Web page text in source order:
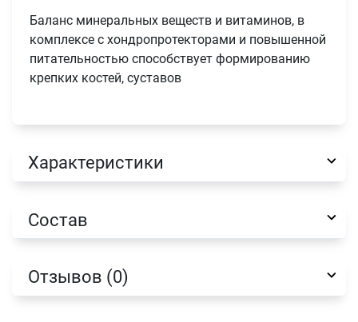
Баланс минеральных веществ и витаминов, в
комплексе с хондропротекторами и повышенной
питательностью способствует формированию
крепких костей, суставов
Характеристики
Состав
Отзывов (0)
Продолжить покупки